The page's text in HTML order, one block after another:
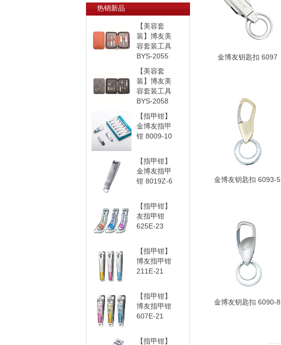
热销新品
【美容套
装】博友美
容套装工具
BYS-2055
【美容套
装】博友美
容套装工具
BYS-2058
【指甲钳】
金博友指甲
钳 8009-10
【指甲钳】
金博友指甲
钳 8019Z-6
【指甲钳】
友指甲钳
625E-23
【指甲钳】
博友指甲钳
211E-21
【指甲钳】
博友指甲钳
607E-21
【指甲钳】
金博友钥匙扣 6097
金博友钥匙扣 6093-5
金博友钥匙扣 6090-8